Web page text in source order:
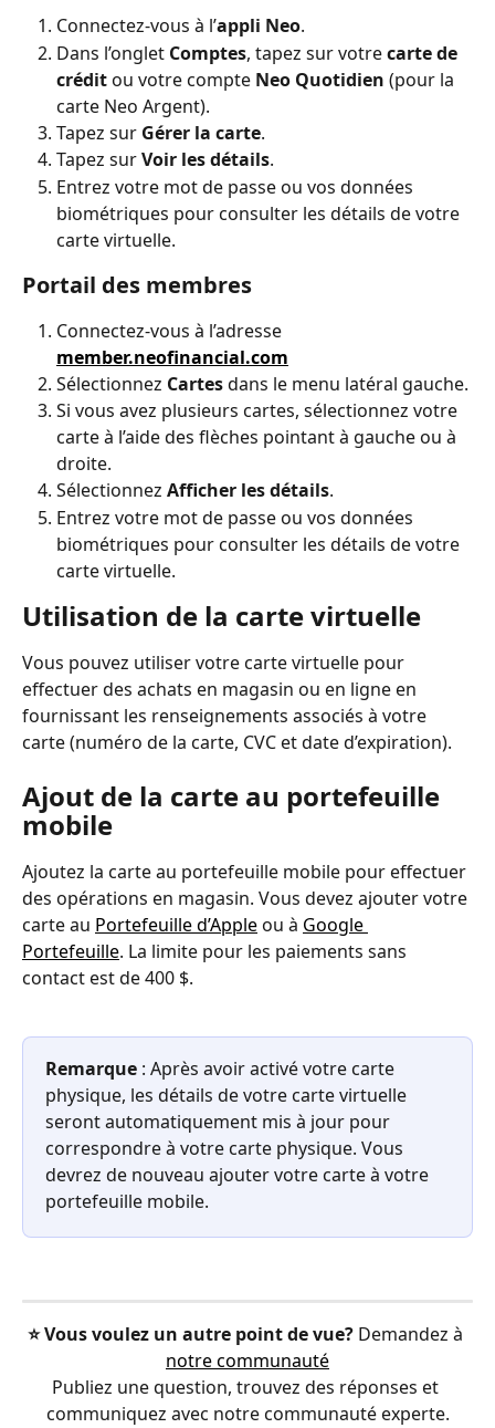
Connectez-vous à l’appli Neo.
Dans l’onglet Comptes, tapez sur votre carte de
crédit ou votre compte Neo Quotidien (pour la
carte Neo Argent).
Tapez sur Gérer la carte.
Tapez sur Voir les détails.
Entrez votre mot de passe ou vos données
biométriques pour consulter les détails de votre
carte virtuelle.
Portail des membres
Connectez-vous à l’adresse
member.neofinancial.com
Sélectionnez Cartes dans le menu latéral gauche.
Si vous avez plusieurs cartes, sélectionnez votre
carte à l’aide des flèches pointant à gauche ou à
droite.
Sélectionnez Afficher les détails.
Entrez votre mot de passe ou vos données
biométriques pour consulter les détails de votre
carte virtuelle.
Utilisation de la carte virtuelle
Vous pouvez utiliser votre carte virtuelle pour
effectuer des achats en magasin ou en ligne en
fournissant les renseignements associés à votre
carte (numéro de la carte, CVC et date d’expiration).
Ajout de la carte au portefeuille
mobile
Ajoutez la carte au portefeuille mobile pour effectuer
des opérations en magasin. Vous devez ajouter votre
carte au Portefeuille d’Apple ou à Google
Portefeuille. La limite pour les paiements sans
contact est de 400 $.
Remarque : Après avoir activé votre carte
physique, les détails de votre carte virtuelle
seront automatiquement mis à jour pour
correspondre à votre carte physique. Vous
devrez de nouveau ajouter votre carte à votre
portefeuille mobile.
⭐️ Vous voulez un autre point de vue? Demandez à
notre communauté
Publiez une question, trouvez des réponses et
communiquez avec notre communauté experte.